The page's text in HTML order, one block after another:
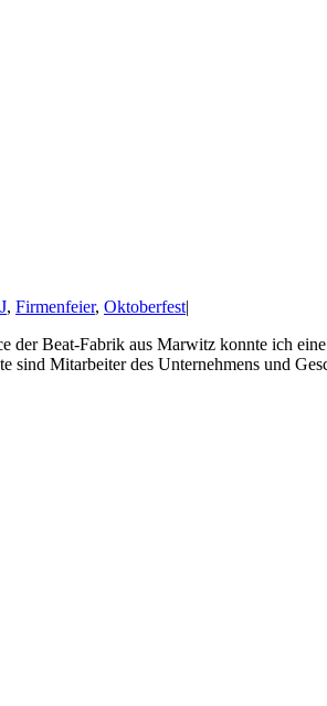
, Firmenfeier, Oktoberfest|
der Beat-Fabrik aus Marwitz konnte ich
Mitarbeiter des Unternehmens und